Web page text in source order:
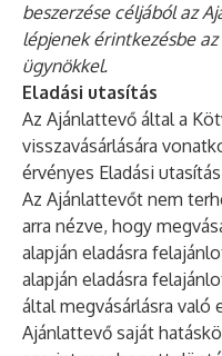
beszerzése céljából az
lépjenek érintkezésbe
ügynökkel.
Eladási utasítás
Az Ajánlattevő által a
visszavásárlására
érvényes Eladási
Az Ajánlattevőt nem
arra nézve, hogy
alapján eladásra
alapján eladásra
által megvásárlásra való
Ajánlattevő saját